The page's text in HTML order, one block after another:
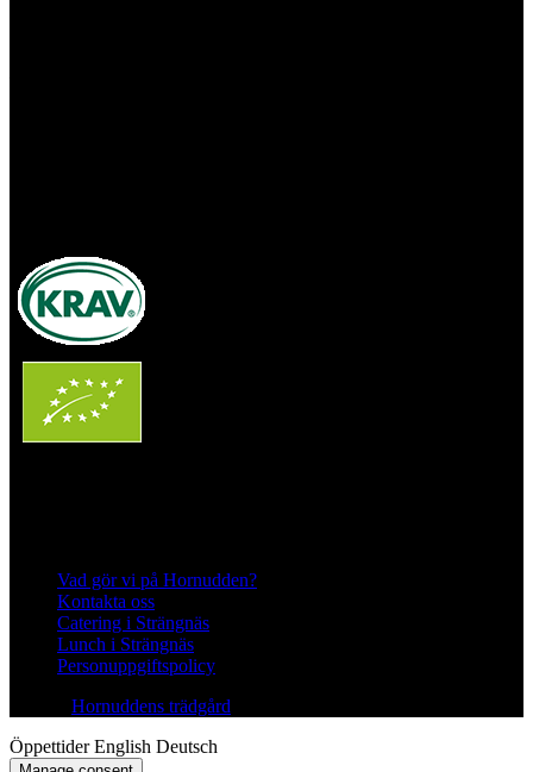
Vad gör vi på Hornudden?
Kontakta oss
Catering i Strängnäs
Lunch i Strängnäs
Personuppgiftspolicy
Hornuddens trädgård
ÖppettiderEnglish Deutsch